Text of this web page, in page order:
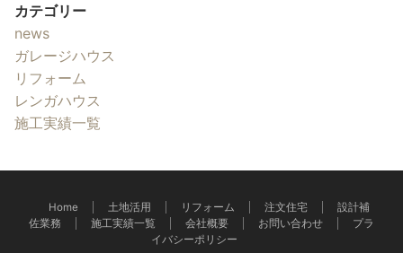
カテゴリー
news
ガレージハウス
リフォーム
レンガハウス
施工実績一覧
Home 土地活用 リフォーム 注文住宅
設計補
佐業務
施工実績一覧 会社概要 お問い合わせ
プラ
イバシーポリシー